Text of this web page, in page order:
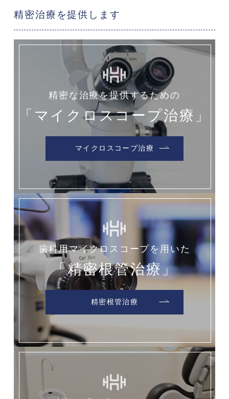
精密治療を提供します
精密な治療を提供するための
「マイクロスコープ治療」
マイクロスコープ治療
歯科用マイクロスコープを用いた
「精密根管治療」
精密根管治療